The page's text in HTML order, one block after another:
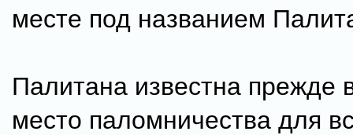
месте под названием
Палитана известна прежде
место паломничества для